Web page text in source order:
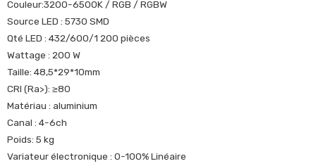
Couleur:3200-6500K / RGB / RGBW
Source LED : 5730 SMD
Qté LED : 432/600/1 200 pièces
Wattage : 200 W
Taille: 48,5*29*10mm
CRI (Ra>): ≥80
Matériau : aluminium
Canal : 4-6ch
Poids: 5 kg
Variateur électronique : 0-100% Linéaire